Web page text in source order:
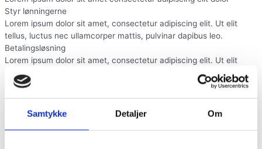
Samtykke Detaljer Om
Styr lønningerne
Lorem ipsum dolor sit amet, consectetur adipiscing elit. Ut elit
tellus, luctus nec ullamcorper mattis, pulvinar dapibus leo.
Betalingsløsning
Lorem ipsum dolor sit amet, consectetur adipiscing elit. Ut elit
tellus, luctus nec ullamcorper mattis, pulvinar dapibus leo.
Forældreportal
Lorem ipsum dolor sit amet, consectetur adipiscing elit. Ut elit
tellus, luctus nec ullamcorper mattis, pulvinar dapibus leo.
Planlæg vagtplan & lektioner
Lorem ipsum dolor sit amet, consectetur adipiscing elit. Ut elit